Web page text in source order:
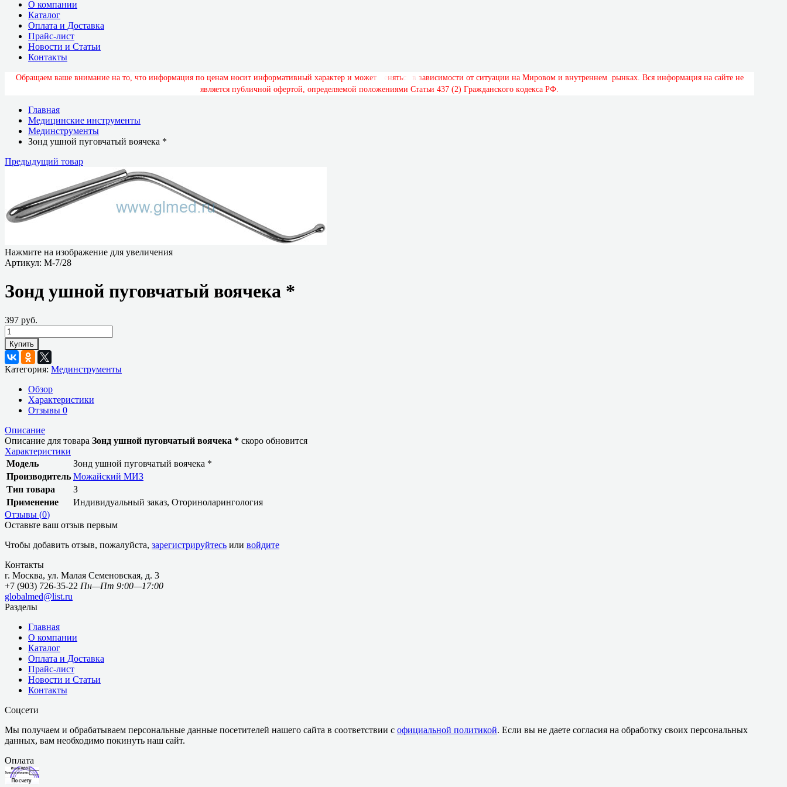
О компании
Каталог
Оплата и Доставка
Прайс-лист
Новости и Статьи
Контакты
Обращаем ваше внимание на то, что информация по ценам носит информативный характер и может нятьс в зависимости от ситуации на Мировом и внутреннем рынках. Вся информация на сайте не
является публичной офертой, определяемой положениями Статьи 437 (2) Гражданского кодекса РФ.
Главная
Медицинские инструменты
Мединструменты
Зонд ушной пуговчатый воячека *
Предыдущий товар
Нажмите на изображение для увеличения
Артикул: М-7/28
Зонд ушной пуговчатый воячека *
397 руб.
Купить
Категория: Мединструменты
Обзор
Характеристики
Отзывы 0
Описание
Описание для товара Зонд ушной пуговчатый воячека * скоро обновится
Характеристики
Модель
Зонд ушной пуговчатый воячека *
Производитель Можайский МИЗ
Тип товара
З
Применение
Индивидуальный заказ, Оториноларингология
Отзывы (0)
Оставьте ваш отзыв первым
Чтобы добавить отзыв, пожалуйста, зарегистрируйтесь или войдите
Контакты
г. Москва, ул. Малая Семеновская, д. 3
+7 (903) 726-35-22 Пн—Пт 9:00—17:00
globalmed@list.ru
Разделы
Главная
О компании
Каталог
Оплата и Доставка
Прайс-лист
Новости и Статьи
Контакты
Соцсети
Мы получаем и обрабатываем персональные данные посетителей нашего сайта в соответствии с официальной политикой. Если вы не даете согласия на обработку своих персональных
данных, вам необходимо покинуть наш сайт.
Оплата